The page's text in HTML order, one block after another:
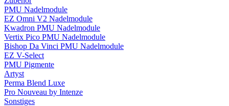
PMU Nadelmodule
EZ Omni V2 Nadelmodule
Kwadron PMU Nadelmodule
Vertix Pico PMU Nadelmodule
Bishop Da Vinci PMU Nadelmodule
EZ V-Select
PMU Pigmente
Artyst
Perma Blend Luxe
Pro Nouveau by Intenze
Sonstiges